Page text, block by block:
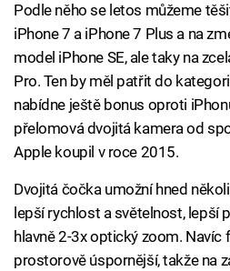
Podle něho se letos můžeme
iPhone 7 a iPhone 7 Plus a na
model iPhone SE, ale taky na
Pro. Ten by měl patřit do
nabídne ještě bonus oproti
přelomová dvojitá kamera od
Apple koupil v roce 2015.
Dvojitá čočka umožní hned
lepší rychlost a světelnost, lepší
hlavně 2-3x optický zoom.
prostorově úspornější, takže na